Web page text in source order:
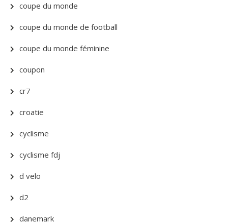
coupe du monde
coupe du monde de football
coupe du monde féminine
coupon
cr7
croatie
cyclisme
cyclisme fdj
d velo
d2
danemark